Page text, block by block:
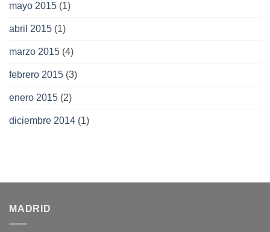
mayo 2015 (1)
abril 2015 (1)
marzo 2015 (4)
febrero 2015 (3)
enero 2015 (2)
diciembre 2014 (1)
MADRID